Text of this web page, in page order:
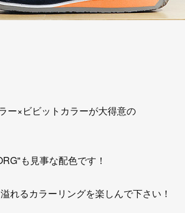
ー×ビビットカラーが大得意の
も見事な配色です！
れるカラーリングを楽しんで下さい！